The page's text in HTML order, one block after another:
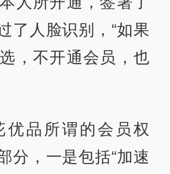
了人脸识别，“如果
，不开通会员，也
优品所谓的会员权
分，一是包括“加速